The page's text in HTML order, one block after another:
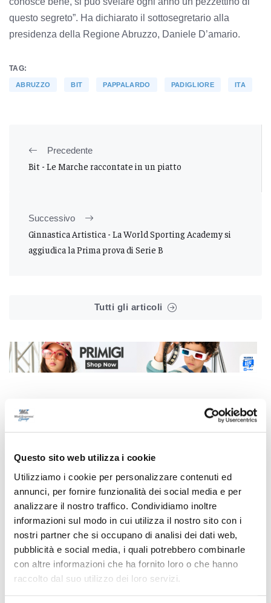
Questo sito web utilizza i cookie
Utilizziamo i cookie per personalizzare contenuti ed
annunci, per fornire funzionalità dei social media e per
analizzare il nostro traffico. Condividiamo inoltre
informazioni sul modo in cui utilizza il nostro sito con i
nostri partner che si occupano di analisi dei dati web,
pubblicità e social media, i quali potrebbero combinarle
con altre informazioni che ha fornito loro o che hanno
raccolto dal suo utilizzo dei loro servizi.
questo segreto”. Ha dichiarato il sottosegretario alla
presidenza della Regione Abruzzo, Daniele D’amario.
TAG:
ABRUZZO BIT PAPPALARDO PADIGLIORE ITA
Precedente
Bit - Le Marche raccontate in un piatto
Successivo
Ginnastica Artistica - La World Sporting Academy si
aggiudica la Prima prova di Serie B
Tutti gli articoli
Correlati